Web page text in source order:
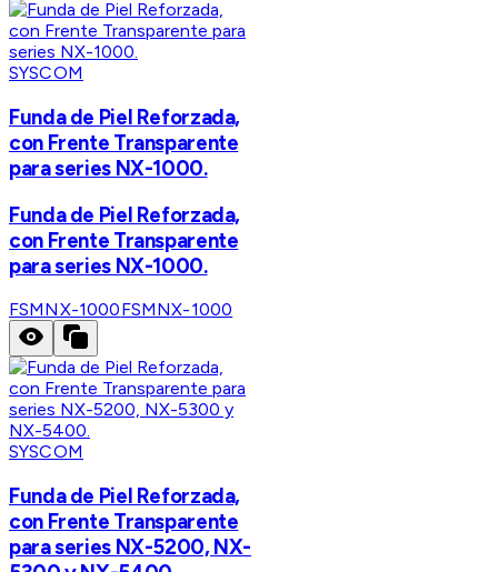
SYSCOM
Funda de Piel Reforzada,
con Frente Transparente
para series NX-1000.
Funda de Piel Reforzada,
con Frente Transparente
para series NX-1000.
FSMNX-1000FSMNX-1000
SYSCOM
Funda de Piel Reforzada,
con Frente Transparente
para series NX-5200, NX-